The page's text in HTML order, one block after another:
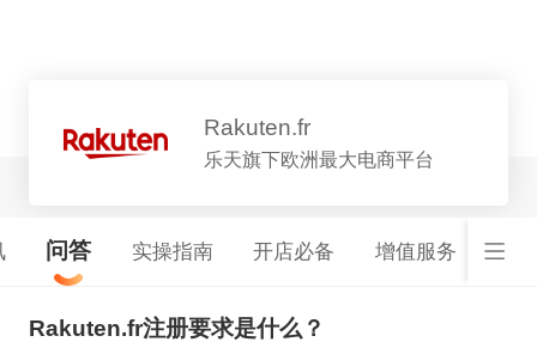
Rakuten.fr
乐天旗下欧洲最大电商平台
问答 实操指南 开店必备 增值服务 基
Rakuten.fr注册要求是什么？